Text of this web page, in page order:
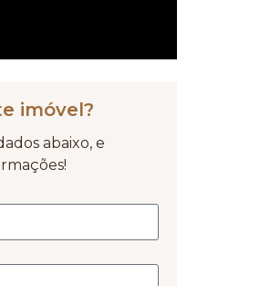
imóvel?
abaixo, e